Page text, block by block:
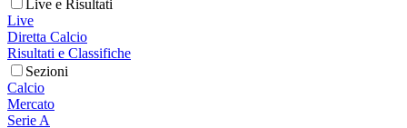
Live e Risultati
Live
Diretta Calcio
Risultati e Classifiche
Sezioni
Calcio
Mercato
Serie A